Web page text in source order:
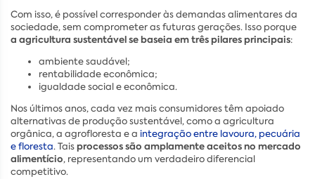
Com isso, é possível corresponder às demandas alimentares da
sociedade, sem comprometer as futuras gerações. Isso porque
a agricultura sustentável se baseia em três pilares principais:
ambiente saudável;
rentabilidade econômica;
igualdade social e econômica.
Nos últimos anos, cada vez mais consumidores têm apoiado
alternativas de produção sustentável, como a agricultura
orgânica, a agrofloresta e a integração entre lavoura, pecuária
e floresta. Taisprocessos são amplamente aceitos no mercado
alimentício, representando um verdadeiro diferencial
competitivo.